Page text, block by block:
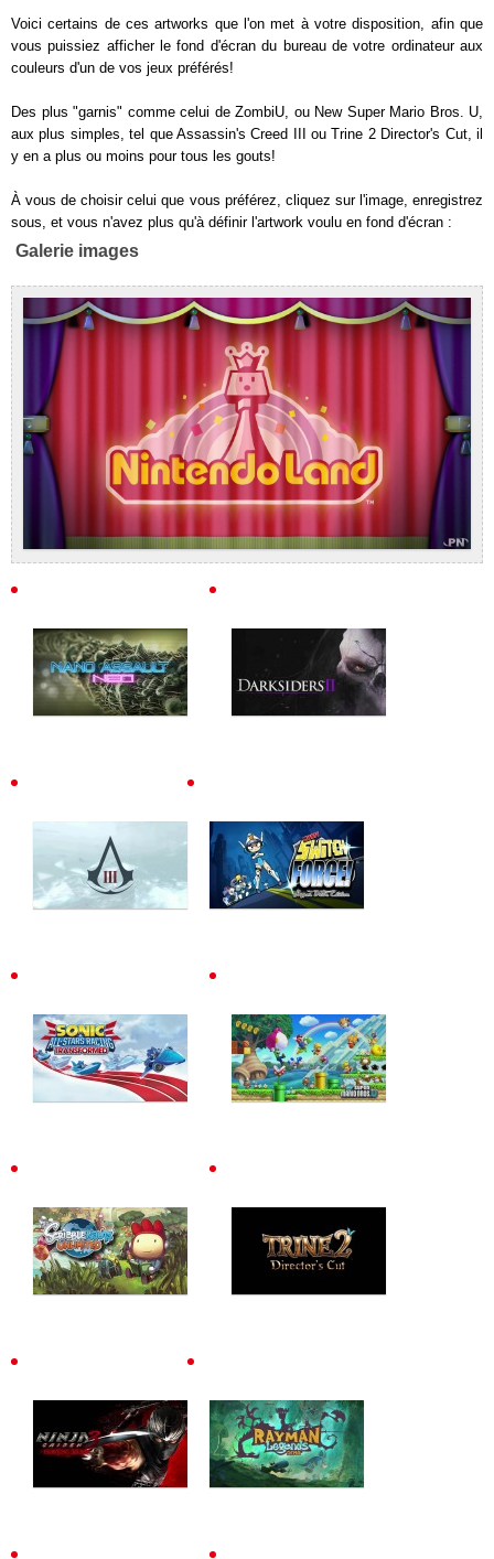
Voici certains de ces artworks que l'on met à votre disposition, afin que
vous puissiez afficher le fond d'écran du bureau de votre ordinateur aux
couleurs d'un de vos jeux préférés!
Des plus "garnis" comme celui de ZombiU, ou New Super Mario Bros. U,
aux plus simples, tel que Assassin's Creed III ou Trine 2 Director's Cut, il
y en a plus ou moins pour tous les gouts!
À vous de choisir celui que vous préférez, cliquez sur l'image, enregistrez
sous, et vous n'avez plus qu'à définir l'artwork voulu en fond d'écran :
Galerie images